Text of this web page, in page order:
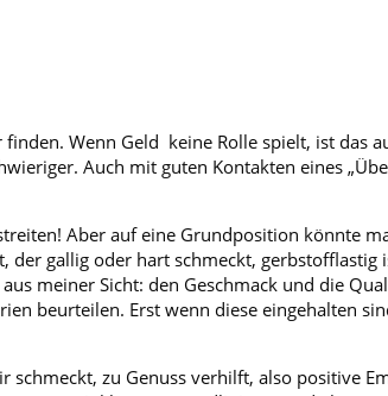
Wenn Geld keine Rolle spielt, ist das
Auch mit guten Kontakten eines
Aber auf eine Grundposition könnte
der gallig oder hart schmeckt, gerbstofflastig
meiner Sicht: den Geschmack und die
beurteilen. Erst wenn diese eingehalten
schmeckt, zu Genuss verhilft, also positive